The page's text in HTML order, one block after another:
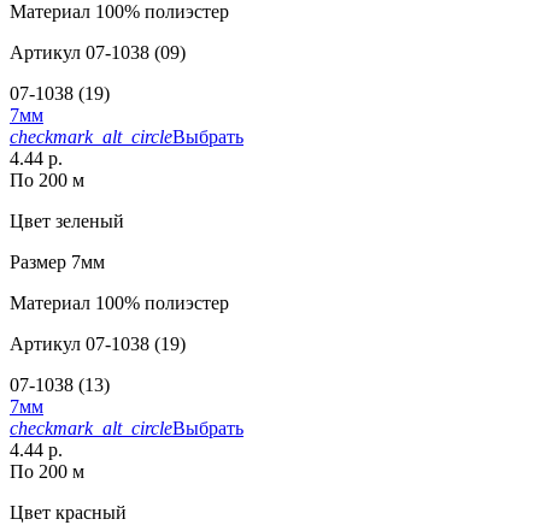
Материал 100% полиэстер
Артикул 07-1038 (09)
07-1038 (19)
7мм
checkmark_alt_circleВыбрать
4.44 р.
По 200 м
Цвет зеленый
Размер 7мм
Материал 100% полиэстер
Артикул 07-1038 (19)
07-1038 (13)
7мм
checkmark_alt_circleВыбрать
4.44 р.
По 200 м
Цвет красный